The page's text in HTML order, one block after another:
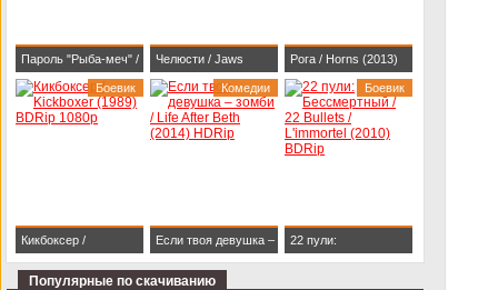
Пароль "Рыба-меч" /
Swordfish (2001)
BDRip 720p
Челюсти / Jaws
(1975) HDRip
Рога / Horns (2013)
WEB-DLRip
Кикбоксер /
Kickboxer (1989)
Боевик
Если твоя девушка –
зомби / Life After Beth
Комедии
22 пули:
Боевик
Популярные по скачиванию